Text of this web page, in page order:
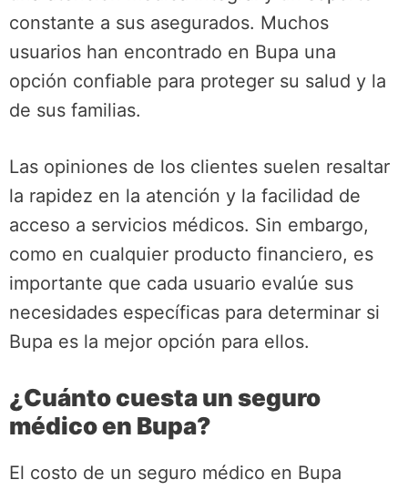
constante a sus asegurados. Muchos
usuarios han encontrado en Bupa una
opción confiable para proteger su salud y la
de sus familias.
Las opiniones de los clientes suelen resaltar
la rapidez en la atención y la facilidad de
acceso a servicios médicos. Sin embargo,
como en cualquier producto financiero, es
importante que cada usuario evalúe sus
necesidades específicas para determinar si
Bupa es la mejor opción para ellos.
¿Cuánto cuesta un seguro
médico en Bupa?
El costo de un seguro médico en Bupa